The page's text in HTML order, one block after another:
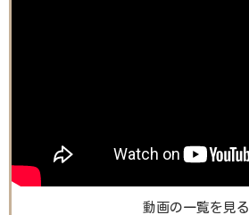
動画の一覧を見る